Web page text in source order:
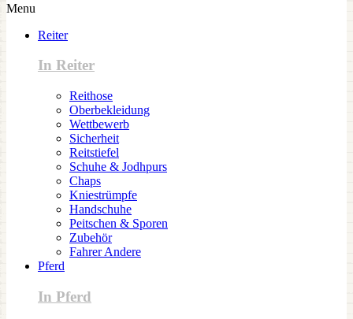
Menu
Reiter
In Reiter
Reithose
Oberbekleidung
Wettbewerb
Sicherheit
Reitstiefel
Schuhe & Jodhpurs
Chaps
Kniestrümpfe
Handschuhe
Peitschen & Sporen
Zubehör
Fahrer Andere
Pferd
In Pferd